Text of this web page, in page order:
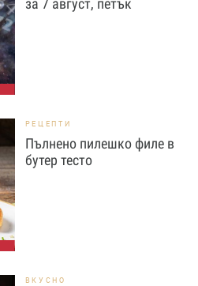
за 7 август, петък
РЕЦЕПТИ
Пълнено пилешко филе в
бутер тесто
ВКУСНО